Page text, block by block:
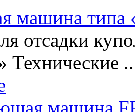
машина
отсадки
Технические
машина